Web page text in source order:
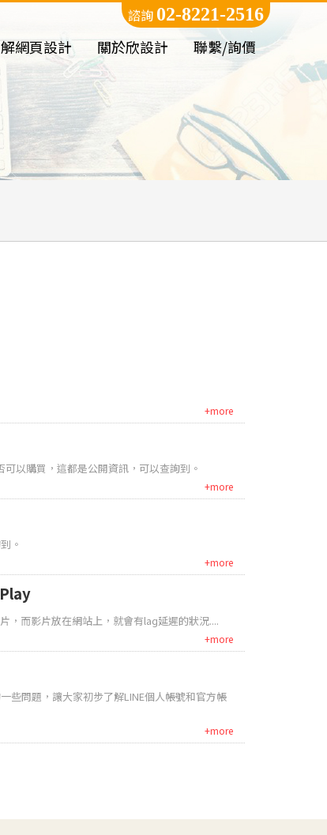
網頁設計 關於欣設計 聯繫/詢價
諮詢 02-8221-2516
+more
以購買，這都是公開資訊，可以查詢到。
+more
。
+more
，而影片放在網站上，就會有lag延遲的狀況....
+more
些問題，讓大家初步了解LINE個人帳號和官方帳
+more